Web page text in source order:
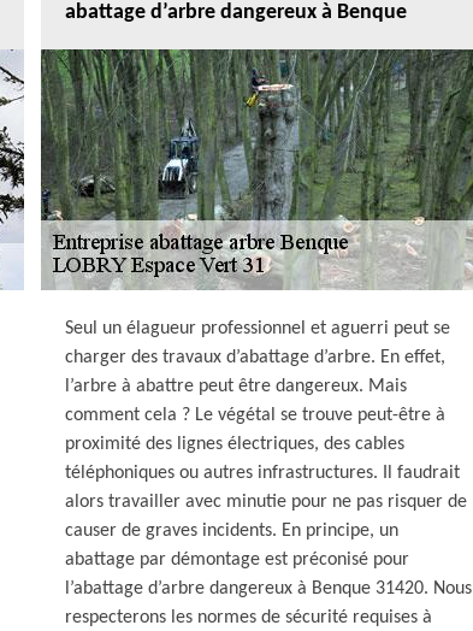
abattage d’arbre dangereux à Benque
Seul un élagueur professionnel et aguerri peut se
charger des travaux d’abattage d’arbre. En effet,
l’arbre à abattre peut être dangereux. Mais
comment cela ? Le végétal se trouve peut-être à
proximité des lignes électriques, des cables
téléphoniques ou autres infrastructures. Il faudrait
alors travailler avec minutie pour ne pas risquer de
causer de graves incidents. En principe, un
abattage par démontage est préconisé pour
l’abattage d’arbre dangereux à Benque 31420. Nous
respecterons les normes de sécurité requises à